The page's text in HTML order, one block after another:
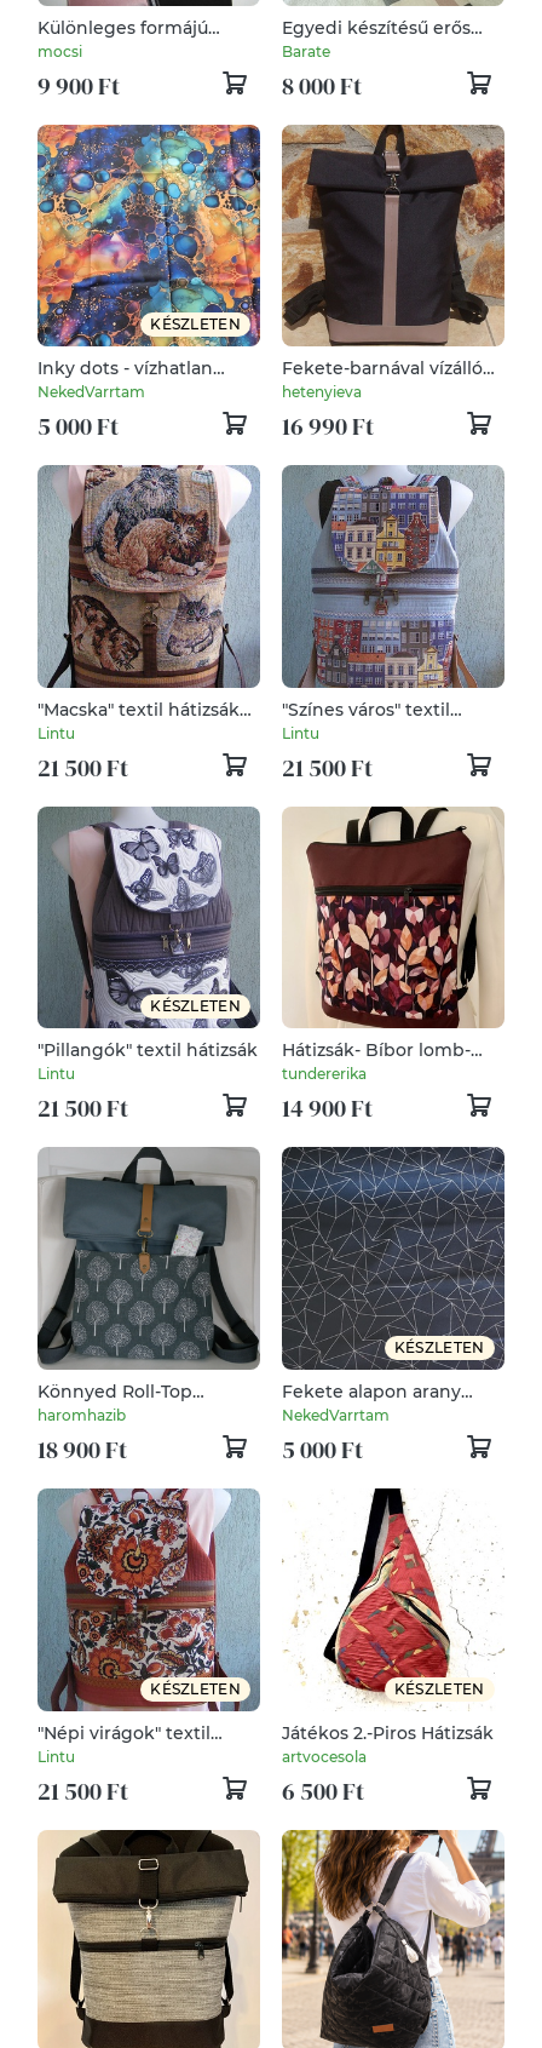
Különleges formájú
közepes méretű kanna
mocsi
9 900 Ft
Egyedi készítésű erős
vastag hatizsák
Neszeszerrel
Barate
8 000 Ft
KÉSZLETEN
Inky dots - vízhatlan
gyöngyvászon
NekedVarrtam
5 000 Ft
Fekete-barnával vízálló
hátizsák - rolltop - valódi
bőrrel -ajándék - Unisex-
nagyobb méret
hetenyieva
16 990 Ft
"Macska" textil hátizsák
gobelin jellegű
Lintu
21 500 Ft
"Színes város" textil
hátizsák gobelin jellegű
Lintu
21 500 Ft
KÉSZLETEN
"Pillangók" textil hátizsák
Lintu
21 500 Ft
Hátizsák- Bíbor lomb-
Hátitáska-Vízálló
tundererika
14 900 Ft
Könnyed Roll-Top
hátizsák - középszürke,
haromhazib
18 900 Ft
KÉSZLETEN
Fekete alapon arany
geometria - vízhatlan
NekedVarrtam
5 000 Ft
KÉSZLETEN
"Népi virágok" textil
hátizsák gobelin jellegű
Lintu
21 500 Ft
KÉSZLETEN
Játékos 2.-Piros Hátizsák
artvocesola
6 500 Ft